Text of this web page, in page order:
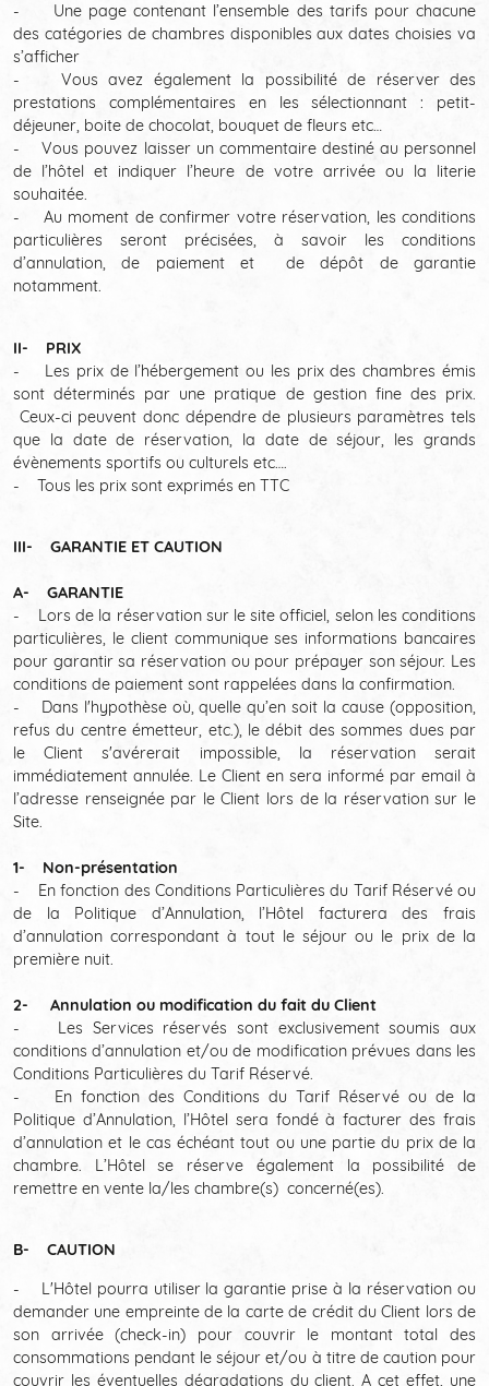
環境への取り組み
- Une page contenant l’ensemble des tarifs pour chacune
des catégories de chambres disponibles aux dates choisies va
s’afficher
- Vous avez également la possibilité de réserver des
prestations complémentaires en les sélectionnant : petit-
déjeuner, boite de chocolat, bouquet de fleurs etc…
- Vous pouvez laisser un commentaire destiné au personnel
de l’hôtel et indiquer l’heure de votre arrivée ou la literie
souhaitée.
- Au moment de confirmer votre réservation, les conditions
particulières seront précisées, à savoir les conditions
d’annulation, de paiement et de dépôt de garantie
notamment.
II- PRIX
- Les prix de l’hébergement ou les prix des chambres émis
sont déterminés par une pratique de gestion fine des prix.
Ceux-ci peuvent donc dépendre de plusieurs paramètres tels
que la date de réservation, la date de séjour, les grands
évènements sportifs ou culturels etc….
- Tous les prix sont exprimés en TTC
III- GARANTIE ET CAUTION
A- GARANTIE
- Lors de la réservation sur le site officiel, selon les conditions
particulières, le client communique ses informations bancaires
pour garantir sa réservation ou pour prépayer son séjour. Les
conditions de paiement sont rappelées dans la confirmation.
- Dans l'hypothèse où, quelle qu’en soit la cause (opposition,
refus du centre émetteur, etc.), le débit des sommes dues par
le Client s'avérerait impossible, la réservation serait
immédiatement annulée. Le Client en sera informé par email à
l’adresse renseignée par le Client lors de la réservation sur le
Site.
1- Non-présentation
- En fonction des Conditions Particulières du Tarif Réservé ou
de la Politique d’Annulation, l’Hôtel facturera des frais
d’annulation correspondant à tout le séjour ou le prix de la
première nuit.
2- Annulation ou modification du fait du Client
- Les Services réservés sont exclusivement soumis aux
conditions d’annulation et/ou de modification prévues dans les
Conditions Particulières du Tarif Réservé.
- En fonction des Conditions du Tarif Réservé ou de la
Politique d’Annulation, l’Hôtel sera fondé à facturer des frais
d’annulation et le cas échéant tout ou une partie du prix de la
chambre. L’Hôtel se réserve également la possibilité de
remettre en vente la/les chambre(s) concerné(es).
B- CAUTION
- L'Hôtel pourra utiliser la garantie prise à la réservation ou
demander une empreinte de la carte de crédit du Client lors de
son arrivée (check-in) pour couvrir le montant total des
consommations pendant le séjour et/ou à titre de caution pour
couvrir les éventuelles dégradations du client. A cet effet, une